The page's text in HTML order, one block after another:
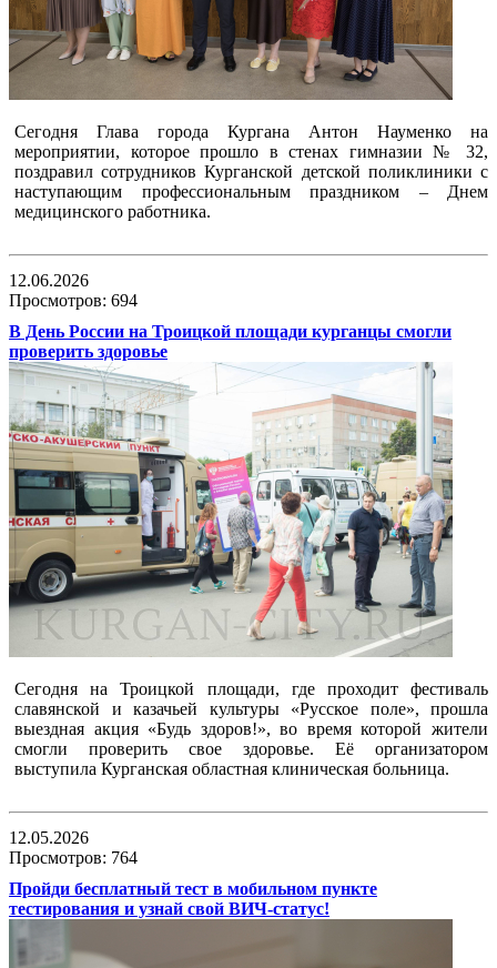
Сегодня Глава города Кургана Антон Науменко на
мероприятии, которое прошло в стенах гимназии № 32,
поздравил сотрудников Курганской детской поликлиники с
наступающим профессиональным праздником – Днем
медицинского работника.
12.06.2026
Просмотров: 694
В День России на Троицкой площади курганцы смогли
проверить здоровье
Сегодня на Троицкой площади, где проходит фестиваль
славянской и казачьей культуры «Русское поле», прошла
выездная акция «Будь здоров!», во время которой жители
смогли проверить свое здоровье. Её организатором
выступила Курганская областная клиническая больница.
12.05.2026
Просмотров: 764
Пройди бесплатный тест в мобильном пункте
тестирования и узнай свой ВИЧ-статус!